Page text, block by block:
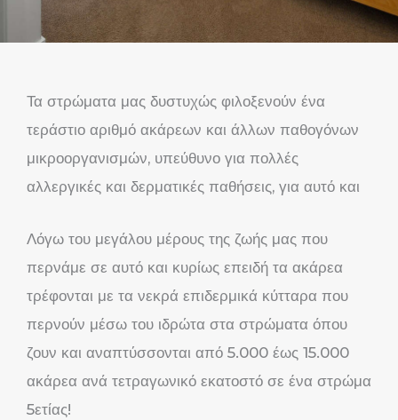
Τα στρώματα μας δυστυχώς φιλοξενούν ένα
τεράστιο αριθμό ακάρεων και άλλων παθογόνων
μικροοργανισμών, υπεύθυνο για πολλές
αλλεργικές και δερματικές παθήσεις, για αυτό και
Λόγω του μεγάλου μέρους της ζωής μας που
περνάμε σε αυτό και κυρίως επειδή τα ακάρεα
τρέφονται με τα νεκρά επιδερμικά κύτταρα που
περνούν μέσω του ιδρώτα στα στρώματα όπου
ζουν και αναπτύσσονται από 5.000 έως 15.000
ακάρεα ανά τετραγωνικό εκατοστό σε ένα στρώμα
5ετίας!